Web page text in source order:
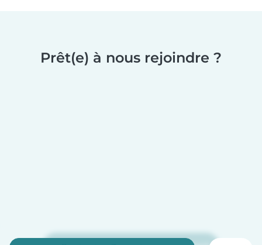
Prêt(e) à nous rejoindre ?